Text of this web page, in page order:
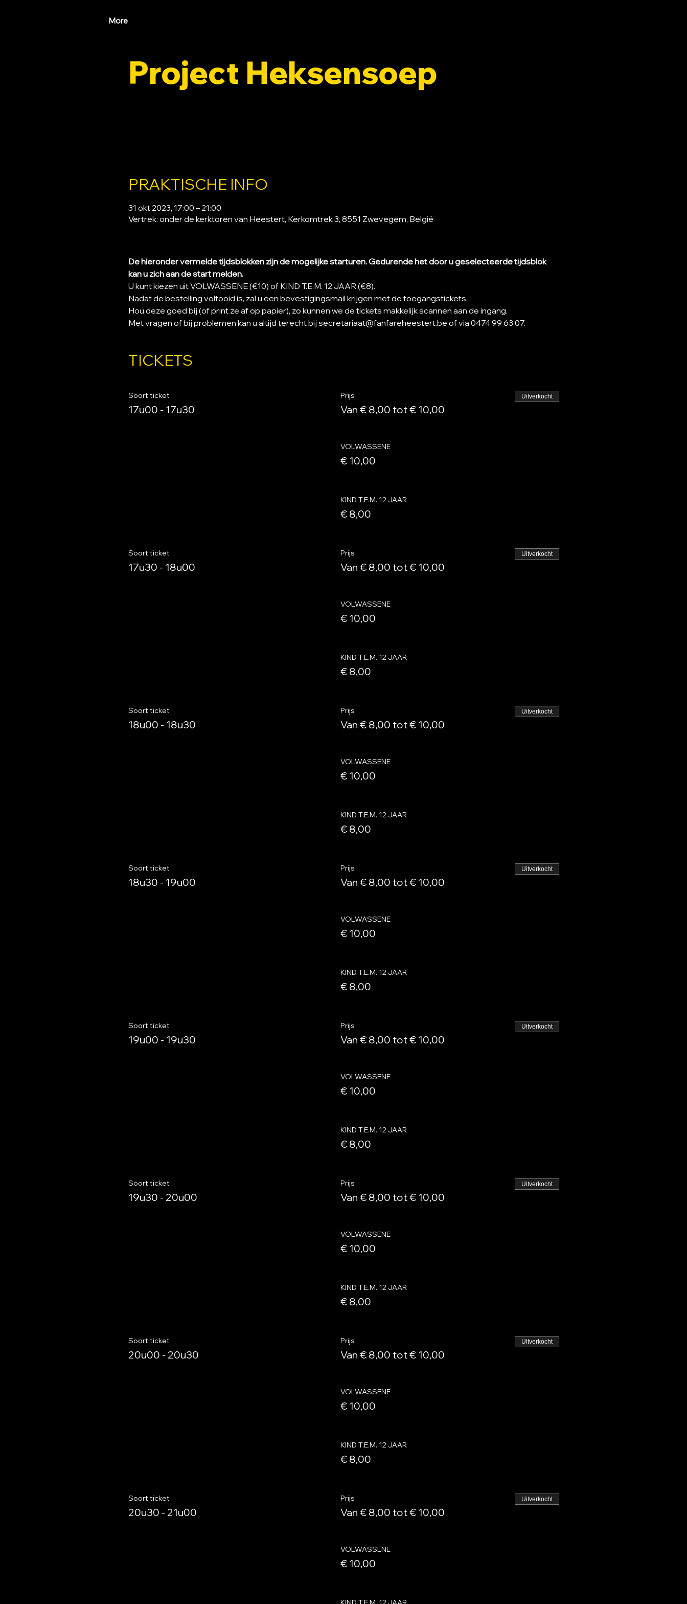
Project Heksensoep
PRAKTISCHE INFO
31 okt 2023, 17:00 – 21:00
Vertrek: onder de kerktoren van Heestert, Kerkomtrek 3, 8551 Zwevegem, België
De hieronder vermelde tijdsblokken zijn de mogelijke starturen. Gedurende het door u geselecteerde tijdsblok
kan u zich aan de start melden.
U kunt kiezen uit VOLWASSENE (€10) of KIND T.E.M. 12 JAAR (€8).
Nadat de bestelling voltooid is, zal u een bevestigingsmail krijgen met de toegangstickets.
Hou deze goed bij (of print ze af op papier), zo kunnen we de tickets makkelijk scannen aan de ingang.
Met vragen of bij problemen kan u altijd terecht bij secretariaat@fanfareheestert.be of via 0474 99 63 07.
TICKETS
Soort ticket
17u00 - 17u30
Prijs
Van € 8,00 tot € 10,00
Uitverkocht
VOLWASSENE
€ 10,00
KIND T.E.M. 12 JAAR
€ 8,00
Soort ticket
17u30 - 18u00
Prijs
Van € 8,00 tot € 10,00
Uitverkocht
VOLWASSENE
€ 10,00
KIND T.E.M. 12 JAAR
€ 8,00
Soort ticket
18u00 - 18u30
Prijs
Van € 8,00 tot € 10,00
Uitverkocht
VOLWASSENE
€ 10,00
KIND T.E.M. 12 JAAR
€ 8,00
Soort ticket
18u30 - 19u00
Prijs
Van € 8,00 tot € 10,00
Uitverkocht
VOLWASSENE
€ 10,00
KIND T.E.M. 12 JAAR
€ 8,00
Soort ticket
19u00 - 19u30
Prijs
Van € 8,00 tot € 10,00
Uitverkocht
VOLWASSENE
€ 10,00
KIND T.E.M. 12 JAAR
€ 8,00
Soort ticket
19u30 - 20u00
Prijs
Van € 8,00 tot € 10,00
Uitverkocht
VOLWASSENE
€ 10,00
KIND T.E.M. 12 JAAR
€ 8,00
Soort ticket
20u00 - 20u30
Prijs
Van € 8,00 tot € 10,00
Uitverkocht
VOLWASSENE
€ 10,00
KIND T.E.M. 12 JAAR
€ 8,00
Soort ticket
20u30 - 21u00
Prijs
Van € 8,00 tot € 10,00
Uitverkocht
VOLWASSENE
€ 10,00
More